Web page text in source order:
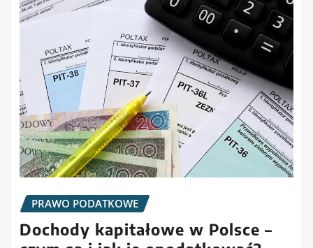
PRAWO PODATKOWE
Dochody kapitałowe w Polsce –